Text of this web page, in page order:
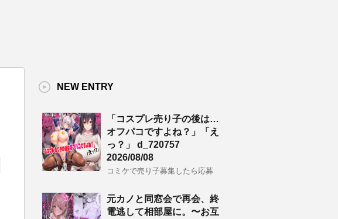
NEW ENTRY
「コスプレ売り子の後は…
オフパコですよね？」「え
っ？」 d_720757
2026/08/08
コミケで売り子募集したら応募
元カノと同窓会で再会、終
電逃して相部屋に。〜お互